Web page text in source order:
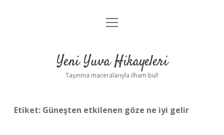
Anasayfa
Yasal Uyarı
menüyü
Yeni Yuva Hikayeleri
Taşınma maceralarıyla ilham bul!
Etiket: Güneşten etkilenen göze ne iyi gelir